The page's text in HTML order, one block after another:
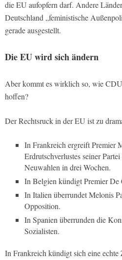
die EU aufopfern darf. Andere
Deutschland „feministische
gerade ausgestellt.
Die EU wird sich ändern
Aber kommt es wirklich so, wie
hoffen?
Der Rechtsruck in der EU ist zu
In Frankreich ergreift Premier
Erdrutschverlustes seiner
Neuwahlen in drei Wochen.
In Belgien kündigt Premier De
In Italien überrundet Melonis
Opposition.
In Spanien überrunden die
Sozialisten.
In Frankreich kündigt sich eine